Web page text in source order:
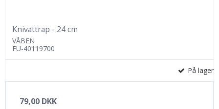
Knivattrap - 24 cm
VÅBEN
FU-40119700
På lager
79,00 DKK